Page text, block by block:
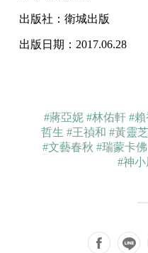
出版社：衛城出版
出版日期：2017.06.28
#蔣亞妮 #林佑軒 #
哲生 #王禎和 #黃靈芝
#文藝春秋 #瑞蒙卡佛
#神